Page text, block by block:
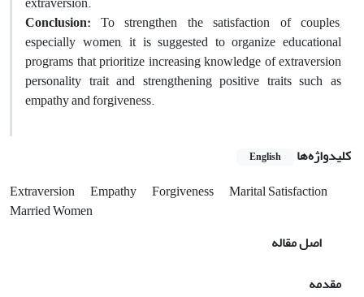
Conclusion: To strengthen the satisfaction of couples,
especially women, it is suggested to organize educational
programs that prioritize increasing knowledge of extraversion
personality trait and strengthening positive traits such as
empathy and forgiveness.
کلیدواژه‌ها English
Extraversion Empathy Forgiveness
Marital Satisfaction
Married Women
اصل مقاله
مقدمه